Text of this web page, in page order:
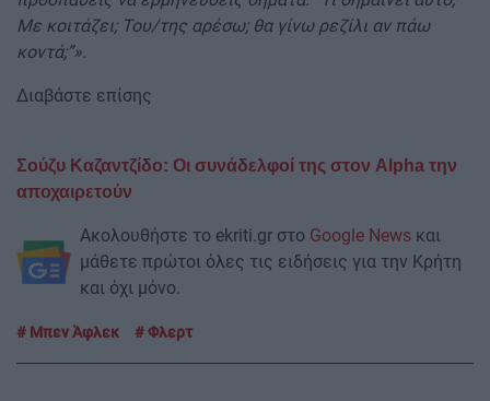
Με κοιτάζει; Του/της αρέσω; θα γίνω ρεζίλι αν πάω
κοντά;”».
Διαβάστε επίσης
Σούζυ Καζαντζίδο: Οι συνάδελφοί της στον Alpha την
αποχαιρετούν
Ακολουθήστε το ekriti.gr στο Google News και
μάθετε πρώτοι όλες τις ειδήσεις για την Κρήτη
και όχι μόνο.
Μπεν Άφλεκ Φλερτ